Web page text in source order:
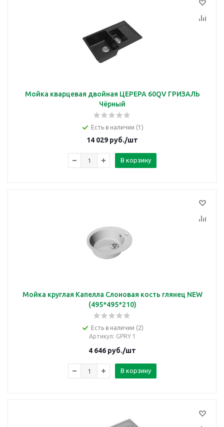
Мойка кварцевая двойная ЦЕРЕРА 60QV ГРИЗАЛЬ
Чёрный
Есть в наличии (1)
14 029 руб./шт
В корзину
Мойка круглая Капелла Слоновая кость глянец NEW
(495*495*210)
Есть в наличии (2)
Артикул: GPRY 1
4 646 руб./шт
В корзину